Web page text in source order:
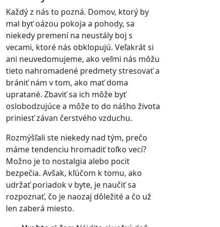
Každý z nás to pozná. Domov, ktorý by
mal byť oázou pokoja a pohody, sa
niekedy premení na neustály boj s
vecami, ktoré nás obklopujú. Veľakrát si
ani neuvedomujeme, ako veľmi nás môžu
tieto nahromadené predmety stresovať a
brániť nám v tom, ako mať doma
upratané. Zbaviť sa ich môže byť
oslobodzujúce a môže to do nášho života
priniesť závan čerstvého vzduchu.
Rozmýšľali ste niekedy nad tým, prečo
máme tendenciu hromadiť toľko vecí?
Možno je to nostalgia alebo pocit
bezpečia. Avšak, kľúčom k tomu, ako
udržať poriadok v byte, je naučiť sa
rozpoznať, čo je naozaj dôležité a čo už
len zaberá miesto.